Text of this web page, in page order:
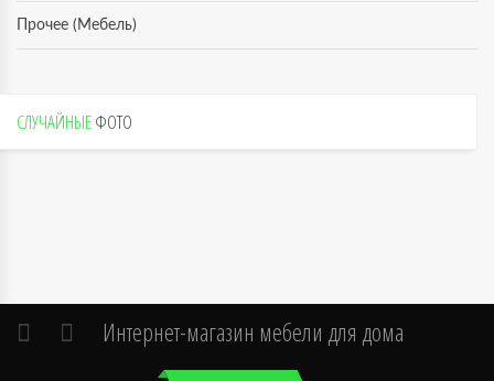
Прочее (Мебель)
СЛУЧАЙНЫЕФОТО
Интернет-магазин мебели для дома